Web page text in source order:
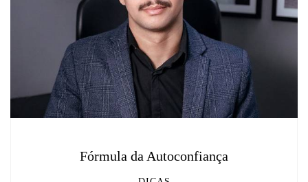
Fórmula da Autoconfiança